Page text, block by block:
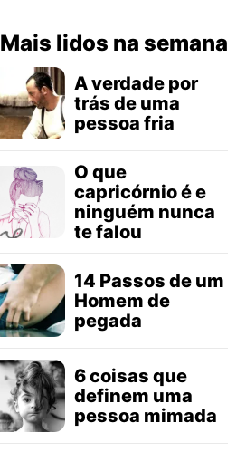
Mais lidos na semana
A verdade por
trás de uma
pessoa fria
O que
capricórnio é e
ninguém nunca
te falou
14 Passos de um
Homem de
pegada
6 coisas que
definem uma
pessoa mimada